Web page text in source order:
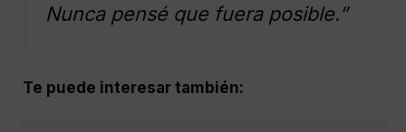
Nunca pensé que fuera posible.”
Te puede interesar también: